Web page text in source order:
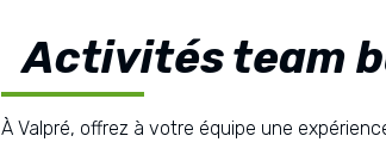
Activités team
À Valpré, offrez à votre équipe une